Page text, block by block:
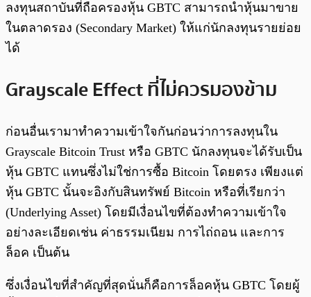
ลงทุนสถาบันที่ถือครองหุ้น GBTC สามารถนำหุ้นมาขาย
ในตลาดรอง (Secondary Market) ให้แก่นักลงทุนรายย่อย
ได้
Grayscale Effect ที่ไม่ควรมองข้าม
ก่อนอื่นเรามาทำความเข้าใจกันก่อนว่าการลงทุนใน
Grayscale Bitcoin Trust หรือ GBTC นักลงทุนจะได้รับเป็น
หุ้น GBTC แทนซึ่งไม่ใช่การซื้อ Bitcoin โดยตรง เพียงแต่
หุ้น GBTC นั้นจะอิงกับสินทรัพย์ Bitcoin หรือที่เรียกว่า
(Underlying Asset) โดยมีเงื่อนไขที่ต้องทำความเข้าใจ
อย่างละเอียดเช่น ค่าธรรมเนียม การไถ่ถอน และการ
ล็อค เป็นต้น
ซึ่งเงื่อนไขที่สำคัญที่สุดนั่นก็คือการล็อคหุ้น GBTC โดยผู้